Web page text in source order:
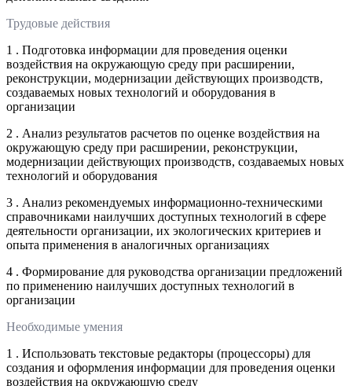
Трудовые действия
1 . Подготовка информации для проведения оценки
воздействия на окружающую среду при расширении,
реконструкции, модернизации действующих производств,
создаваемых новых технологий и оборудования в
организации
2 . Анализ результатов расчетов по оценке воздействия на
окружающую среду при расширении, реконструкции,
модернизации действующих производств, создаваемых новых
технологий и оборудования
3 . Анализ рекомендуемых информационно-техническими
справочниками наилучших доступных технологий в сфере
деятельности организации, их экологических критериев и
опыта применения в аналогичных организациях
4 . Формирование для руководства организации предложений
по применению наилучших доступных технологий в
организации
Необходимые умения
1 . Использовать текстовые редакторы (процессоры) для
создания и оформления информации для проведения оценки
воздействия на окружающую среду